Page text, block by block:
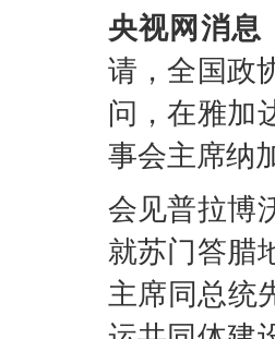
央视网消息
请，全国政
问，在雅加
事会主席纳
会见普拉博
就苏门答腊
主席同总统